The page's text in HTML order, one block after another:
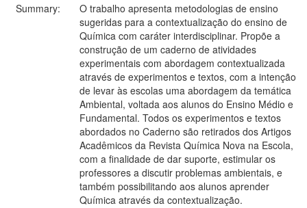
Summary:
O trabalho apresenta metodologias de ensino
sugeridas para a contextualização do ensino de
Química com caráter interdisciplinar. Propõe a
construção de um caderno de atividades
experimentais com abordagem contextualizada
através de experimentos e textos, com a intenção
de levar às escolas uma abordagem da temática
Ambiental, voltada aos alunos do Ensino Médio e
Fundamental. Todos os experimentos e textos
abordados no Caderno são retirados dos Artigos
Acadêmicos da Revista Química Nova na Escola,
com a finalidade de dar suporte, estimular os
professores a discutir problemas ambientais, e
também possibilitando aos alunos aprender
Química através da contextualização.